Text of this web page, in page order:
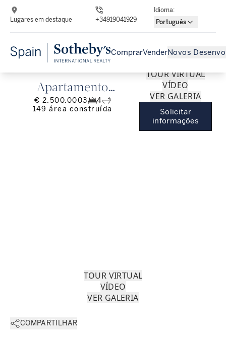
Lugares em destaque +34919041929
Idioma:
Português
ComprarVenderNovos
Apartamento
contemporâneo
€ 2.500.0003
4
149 área construída
TOUR VIRTUAL
VÍDEO
VER GALERIA
Solicitar
informações
TOUR VIRTUAL
VÍDEO
VER GALERIA
COMPARTILHAR